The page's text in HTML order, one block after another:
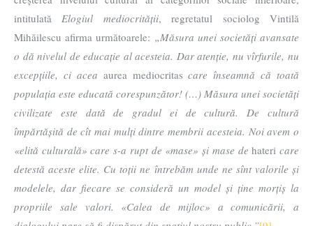
intitulatăElogiul mediocrității, regretatul sociolog Vintilă
Mihăilescu afirma următoarele: „Măsura unei societăți avansate
o dă nivelul de educație al acesteia. Dar atenție, nu vîrfurile, nu
excepțiile, ci acea aurea mediocritas care înseamnă că toată
populația este educată corespunzător! (…) Măsura unei societăți
civilizate este dată de gradul ei de cultură. De cultură
împărtășită de cît mai mulți dintre membrii acesteia. Noi avem o
«elită culturală» care s-a rupt de «mase» și mase dehateri care
detestă aceste elite. Cu toții ne întrebăm unde ne sînt valorile și
modelele, dar fiecare se consideră un model și ține morțiș la
propriile sale valori. «Calea de mijloc» a comunicării, a